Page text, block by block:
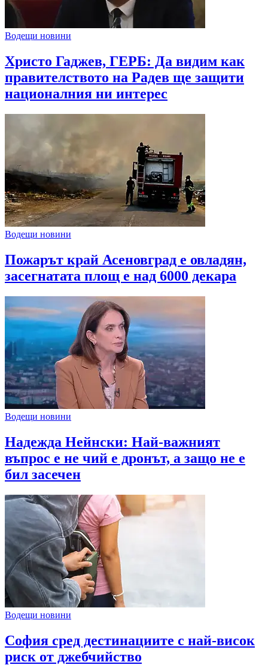
Водещи новини
Христо Гаджев, ГЕРБ: Да видим как
правителството на Радев ще защити
националния ни интерес
Водещи новини
Пожарът край Асеновград е овладян,
засегнатата площ е над 6000 декара
Водещи новини
Надежда Нейнски: Най-важният
въпрос е не чий е дронът, а защо не е
бил засечен
Водещи новини
София сред дестинациите с най-висок
риск от джебчийство